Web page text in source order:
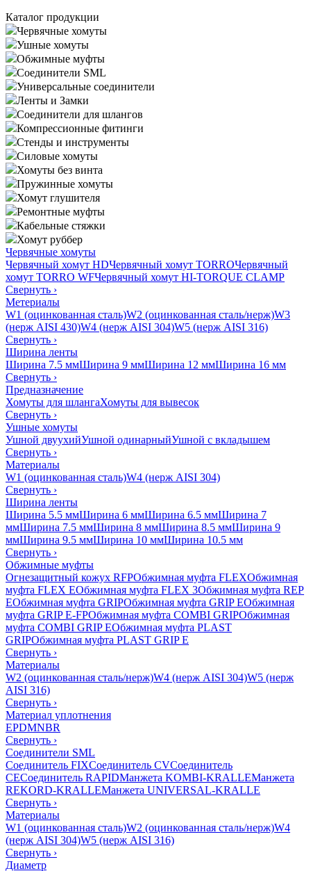
Каталог продукции
Червячные хомуты
Ушные хомуты
Обжимные муфты
Соединители SML
Универсальные соединители
Ленты и Замки
Соединители для шлангов
Компрессионные фитинги
Стенды и инструменты
Силовые хомуты
Хомуты без винта
Пружинные хомуты
Хомут глушителя
Ремонтные муфты
Кабельные стяжки
Хомут руббер
Червячные хомуты
Червячный хомут HDЧервячный хомут TORROЧервячный
хомут TORRO WFЧервячный хомут HI-TORQUE CLAMP
Свернуть ›
Метериалы
W1 (оцинкованная сталь)W2 (оцинкованная сталь/нерж)W3
(нерж AISI 430)W4 (нерж AISI 304)W5 (нерж AISI 316)
Свернуть ›
Ширина ленты
Ширина 7.5 ммШирина 9 ммШирина 12 ммШирина 16 мм
Свернуть ›
Предназначение
Хомуты для шлангаХомуты для вывесок
Свернуть ›
Ушные хомуты
Ушной двуухийУшной одинарныйУшной с вкладышем
Свернуть ›
Материалы
W1 (оцинкованная сталь)W4 (нерж AISI 304)
Свернуть ›
Ширина ленты
Ширина 5.5 ммШирина 6 ммШирина 6.5 ммШирина 7
ммШирина 7.5 ммШирина 8 ммШирина 8.5 ммШирина 9
ммШирина 9.5 ммШирина 10 ммШирина 10.5 мм
Свернуть ›
Обжимные муфты
Огнезащитный кожух RFPОбжимная муфта FLEXОбжимная
муфта FLEX EОбжимная муфта FLEX 3Обжимная муфта REP
EОбжимная муфта GRIPОбжимная муфта GRIP EОбжимная
муфта GRIP E-FPОбжимная муфта COMBI GRIPОбжимная
муфта COMBI GRIP EОбжимная муфта PLAST
GRIPОбжимная муфта PLAST GRIP E
Свернуть ›
Материалы
W2 (оцинкованная сталь/нерж)W4 (нерж AISI 304)W5 (нерж
AISI 316)
Свернуть ›
Материал уплотнения
EPDMNBR
Свернуть ›
Соединители SML
Соединитель FIXСоединитель CVСоединитель
CEСоединитель RAPIDМанжета KOMBI-KRALLEМанжета
REKORD-KRALLEМанжета UNIVERSAL-KRALLE
Свернуть ›
Материалы
W1 (оцинкованная сталь)W2 (оцинкованная сталь/нерж)W4
(нерж AISI 304)W5 (нерж AISI 316)
Свернуть ›
Диаметр